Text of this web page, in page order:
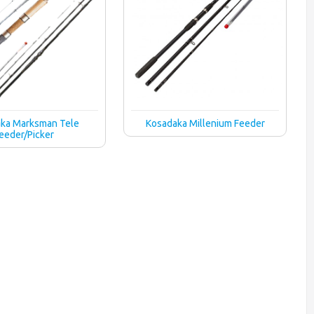
Marksman Tele
Picker
Kosadaka Millenium Feeder